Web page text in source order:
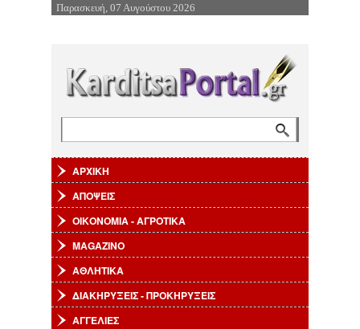
Επιστροφή στην Πλοήγηση
Παρασκευή, 07 Αυγούστου 2026
ΑΡΧΙΚΗ
ΑΠΟΨΕΙΣ
ΟΙΚΟΝΟΜΙΑ - ΑΓΡΟΤΙΚΑ
MAGAZINO
ΑΘΛΗΤΙΚΑ
ΔΙΑΚΗΡΥΞΕΙΣ - ΠΡΟΚΗΡΥΞΕΙΣ
ΑΓΓΕΛΙΕΣ